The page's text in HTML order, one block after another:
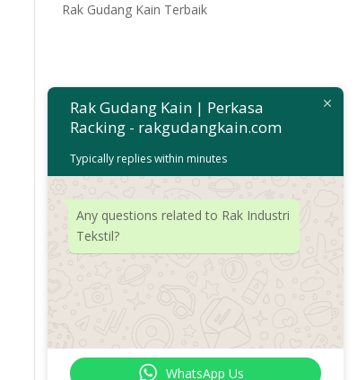
Rak Gudang Kain Terbaik
Rak Gudang Kain | Perkasa
Racking - rakgudangkain.com
Typically replies within minutes
Any questions related to Rak Industri
Tekstil?
WhatsApp Us